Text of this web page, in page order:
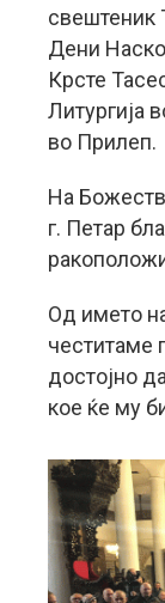
свештеник
Дени
Крсте
Литургија
во Прилеп.
На
г. Петар
Од името
честитаме
достојно
кое ќе му